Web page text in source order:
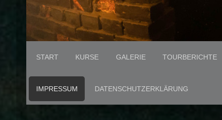
START KURSE GALERIE TOURBERICHTE
IMPRESSUM DATENSCHUTZERKLÄRUNG